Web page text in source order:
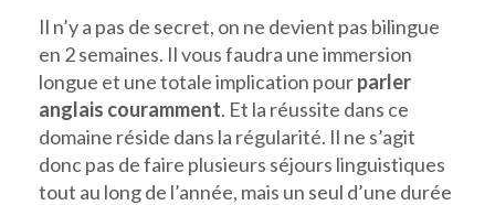
Il n’y a pas de secret, on ne devient pas bilingue
en 2 semaines. Il vous faudra une immersion
longue et une totale implication pourparler
anglais couramment. Et la réussite dans ce
domaine réside dans la régularité. Il ne s’agit
donc pas de faire plusieurs séjours linguistiques
tout au long de l’année, mais un seul d’une durée